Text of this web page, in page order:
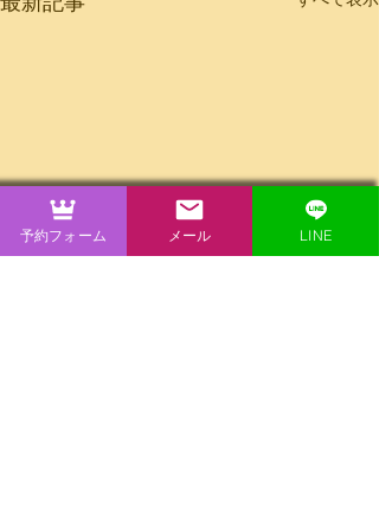
予約フォーム メール LINE